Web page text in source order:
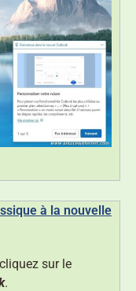
à la nouvelle
sur le
.